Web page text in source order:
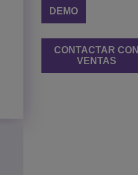
DEMO
CONTACTAR CON
VENTAS